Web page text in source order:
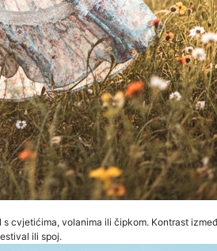
cvjetićima, volanima ili čipkom. Kontrast
ili spoj.